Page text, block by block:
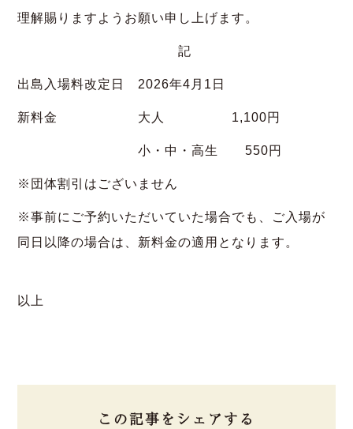
理解賜りますようお願い申し上げます。
記
出島入場料改定日 2026年4月1日
新料金 大人 1,100円
小・中・高生 550円
※団体割引はございません
※事前にご予約いただいていた場合でも、ご入場が
同日以降の場合は、新料金の適用となります。
以上
この記事をシェアする